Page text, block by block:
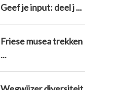
Geef je input: deel j ...
Friese musea trekken
...